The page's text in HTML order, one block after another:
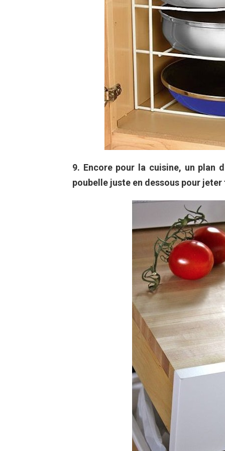
9. Encore pour la cuisine, un plan
poubelle juste en dessous pour